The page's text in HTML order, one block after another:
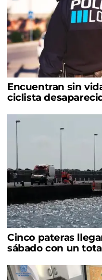
Encuentran sin
ciclista
Cinco pateras
sábado con un